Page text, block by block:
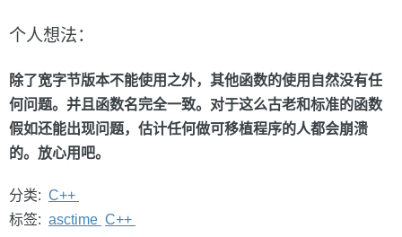
个人想法：
除了宽字节版本不能使用之外，其他函数的使用自然没有任
何问题。并且函数名完全一致。对于这么古老和标准的函数
假如还能出现问题，估计任何做可移植程序的人都会崩溃
的。放心用吧。
分类: C++
标签: asctime C++